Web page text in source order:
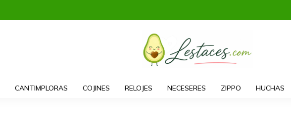
CANTIMPLORAS COJINES RELOJES NECESERES ZIPPO HUCHAS